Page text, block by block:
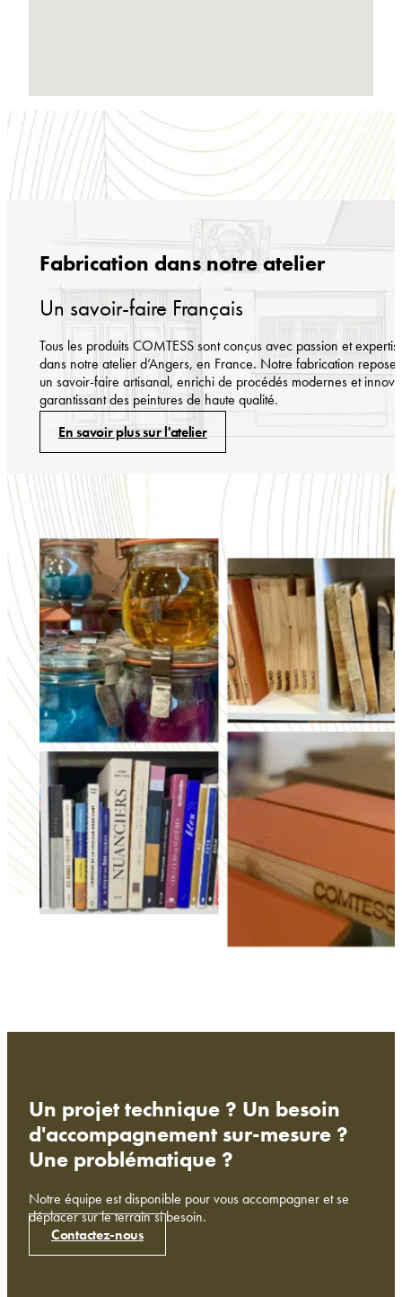
Fabrication dans notre atelier
Un savoir-faire Français
Tous les produits COMTESS sont conçus avec passion et
dans notre atelier d’Angers, en France. Notre fabrication repose
un savoir-faire artisanal, enrichi de procédés modernes et
garantissant des peintures de haute qualité.
En savoir plus sur l'atelier
Un projet technique ? Un besoin
d'accompagnement sur-mesure ?
Une problématique ?
Notre équipe est disponible pour vous accompagner et se
déplacer sur le terrain si besoin.
Contactez-nous